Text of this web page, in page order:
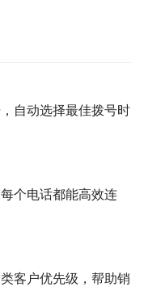
自动选择最佳拨号时
个电话都能高效连
客户优先级，帮助销